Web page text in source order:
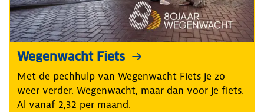
Wegenwacht Fiets
Met de pechhulp van Wegenwacht Fiets je zo
weer verder. Wegenwacht, maar dan voor je fiets.
Al vanaf 2,32 per maand.